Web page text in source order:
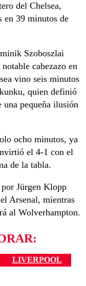
del Chelsea,
en 39 minutos de
Szoboszlai
cabezazo en
vino seis minutos
quien definió
una pequeña ilusión
ocho minutos, ya
el 4-1 con el
de la tabla.
Jürgen Klopp
Arsenal, mientras
al Wolverhampton.
LIVERPOOL